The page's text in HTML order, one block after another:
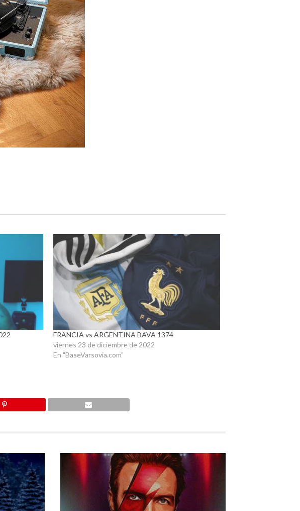
FRANCIA vs ARGENTINA BAVA 1374
viernes 23 de diciembre de 2022
En "BaseVarsovia.com"